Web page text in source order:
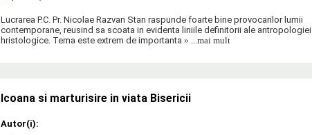
Lucrarea P.C. Pr. Nicolae Razvan Stan raspunde foarte bine provocarilor lumii
contemporane, reusind sa scoata in evidenta liniile definitorii ale antropologiei
hristologice. Tema este extrem de importanta » ...mai mult
Icoana si marturisire in viata Bisericii
Autor(i):